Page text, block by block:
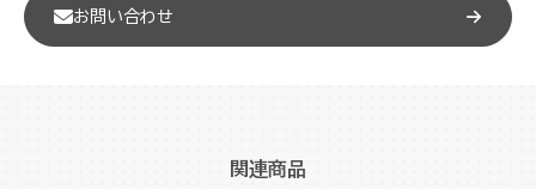
お問い合わせ
関連商品